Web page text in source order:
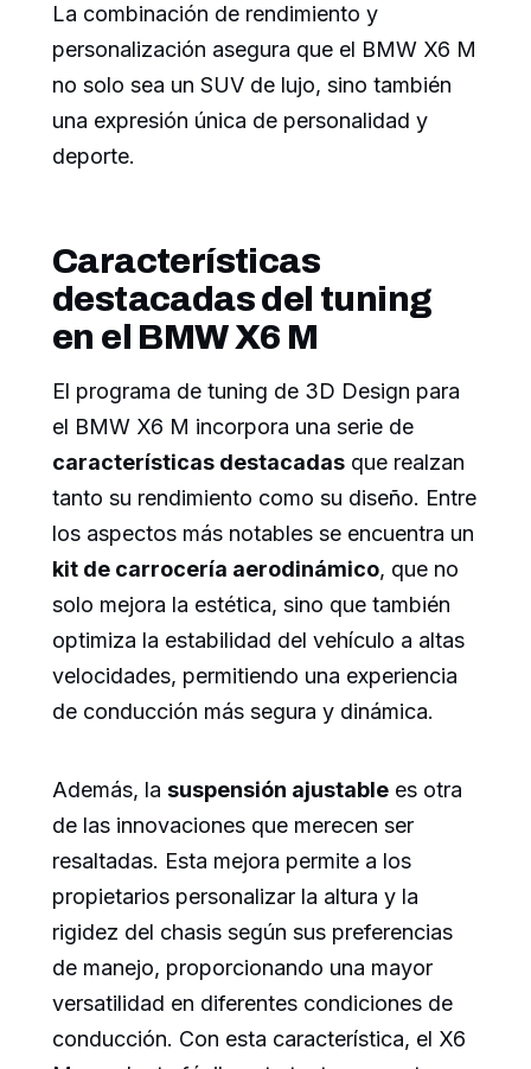
La combinación de rendimiento y
personalización asegura que el BMW X6 M
no solo sea un SUV de lujo, sino también
una expresión única de personalidad y
deporte.
Características
destacadas del tuning
en el BMW X6 M
El programa de tuning de 3D Design para
el BMW X6 M incorpora una serie de
características destacadas que realzan
tanto su rendimiento como su diseño. Entre
los aspectos más notables se encuentra un
kit de carrocería aerodinámico, que no
solo mejora la estética, sino que también
optimiza la estabilidad del vehículo a altas
velocidades, permitiendo una experiencia
de conducción más segura y dinámica.
Además, la suspensión ajustable es otra
de las innovaciones que merecen ser
resaltadas. Esta mejora permite a los
propietarios personalizar la altura y la
rigidez del chasis según sus preferencias
de manejo, proporcionando una mayor
versatilidad en diferentes condiciones de
conducción. Con esta característica, el X6